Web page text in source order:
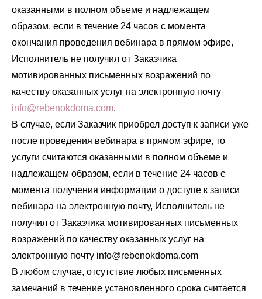
оказанными в полном объеме и надлежащем
образом, если в течение 24 часов с момента
окончания проведения вебинара в прямом эфире,
Исполнитель не получил от Заказчика
мотивированных письменных возражений по
качеству оказанных услуг на электронную почту
info@rebenokdoma.com.
В случае, если Заказчик приобрел доступ к записи уже
после проведения вебинара в прямом эфире, то
услуги считаются оказанными в полном объеме и
надлежащем образом, если в течение 24 часов с
момента получения информации о доступе к записи
вебинара на электронную почту, Исполнитель не
получил от Заказчика мотивированных письменных
возражений по качеству оказанных услуг на
электронную почту info@rebenokdoma.com
В любом случае, отсутствие любых письменных
замечаний в течение установленного срока считается